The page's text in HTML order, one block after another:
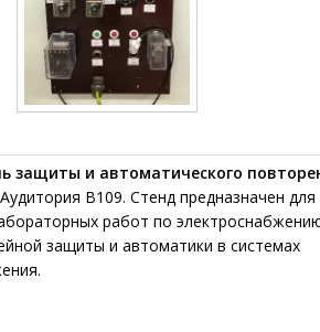
защиты и автоматического
В109. Стенд предназначен для
работ по
защиты и автоматики в системах